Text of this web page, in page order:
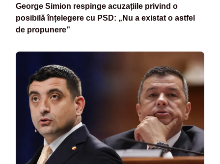
George Simion respinge acuzațiile privind o
posibilă înțelegere cu PSD: „Nu a existat o astfel
de propunere”